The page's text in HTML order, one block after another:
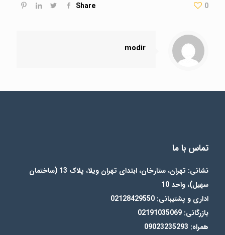
Share 0
modir
تماس با ما
نشانی: تهران، ستارخان، ابتدای تهران ویلا، پلاک 13 (ساختمان
سهیل)، واحد 10
اداری و پشتیبانی: 02128429550
بازرگانی: 02191035069
همراه: 09023235293